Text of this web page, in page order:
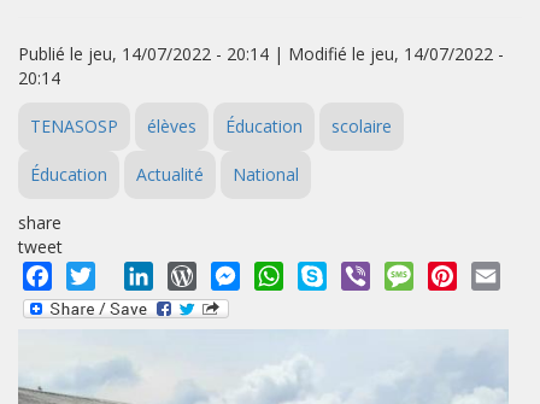
Publié le jeu, 14/07/2022 - 20:14 | Modifié le jeu, 14/07/2022 -
20:14
TENASOSP élèves Éducation scolaire
Éducation Actualité National
share
tweet
Facebook
Twitter LinkedInWordPressMessengerWhatsApp
Skype Viber MessagePinterest